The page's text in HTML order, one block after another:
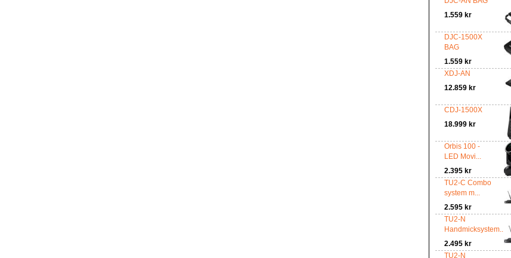
1.559 kr
DJC-1500X
BAG
1.559 kr
XDJ-AN
12.859 kr
CDJ-1500X
18.999 kr
Orbis 100 -
LED Movi...
2.395 kr
TU2-C Combo
system m...
2.595 kr
TU2-N
Handmicksystem...
2.495 kr
TU2-N